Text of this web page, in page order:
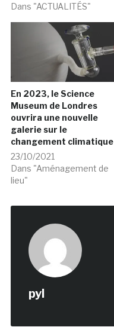
Dans "ACTUALITÉS"
En 2023, le Science
Museum de Londres
ouvrira une nouvelle
galerie sur le
changement climatique
23/10/2021
Dans "Aménagement de
lieu"
pyl